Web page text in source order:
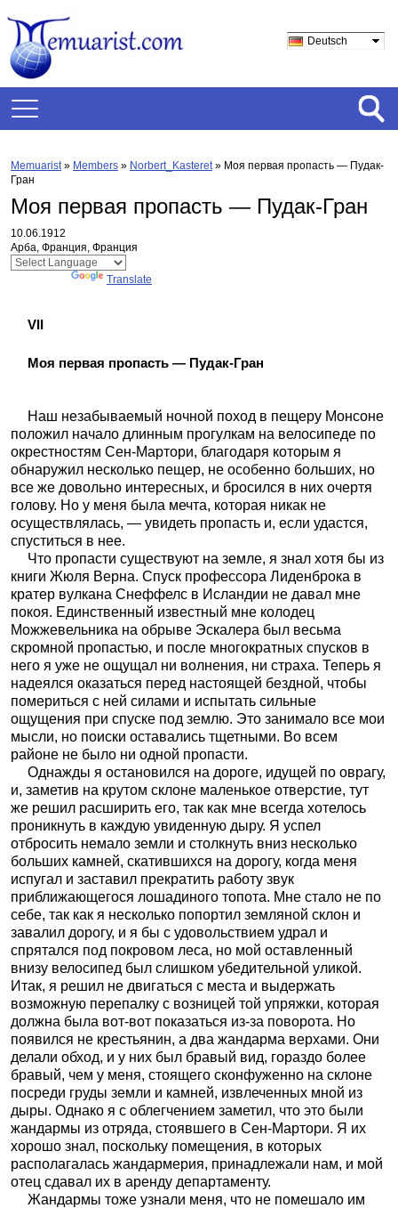
Deutsch
Memuarist» Members » Norbert_Kasteret» Моя первая пропасть — Пудак-
Гран
Моя первая пропасть — Пудак-Гран
10.06.1912
Арба, Франция, Франция
Translate
VII
Моя первая пропасть — Пудак-Гран
Наш незабываемый ночной поход в пещеру Монсоне
положил начало длинным прогулкам на велосипеде по
окрестностям Сен-Мартори, благодаря которым я
обнаружил несколько пещер, не особенно больших, но
все же довольно интересных, и бросился в них очертя
голову. Но у меня была мечта, которая никак не
осуществлялась, — увидеть пропасть и, если удастся,
спуститься в нее.
Что пропасти существуют на земле, я знал хотя бы из
книги Жюля Верна. Спуск профессора Лиденброка в
кратер вулкана Снеффелс в Исландии не давал мне
покоя. Единственный известный мне колодец
Можжевельника на обрыве Эскалера был весьма
скромной пропастью, и после многократных спусков в
него я уже не ощущал ни волнения, ни страха. Теперь я
надеялся оказаться перед настоящей бездной, чтобы
помериться с ней силами и испытать сильные
ощущения при спуске под землю. Это занимало все мои
мысли, но поиски оставались тщетными. Во всем
районе не было ни одной пропасти.
Однажды я остановился на дороге, идущей по оврагу,
и, заметив на крутом склоне маленькое отверстие, тут
же решил расширить его, так как мне всегда хотелось
проникнуть в каждую увиденную дыру. Я успел
отбросить немало земли и столкнуть вниз несколько
больших камней, скатившихся на дорогу, когда меня
испугал и заставил прекратить работу звук
приближающегося лошадиного топота. Мне стало не по
себе, так как я несколько попортил земляной склон и
завалил дорогу, и я бы с удовольствием удрал и
спрятался под покровом леса, но мой оставленный
внизу велосипед был слишком убедительной уликой.
Итак, я решил не двигаться с места и выдержать
возможную перепалку с возницей той упряжки, которая
должна была вот-вот показаться из-за поворота. Но
появился не крестьянин, а два жандарма верхами. Они
делали обход, и у них был бравый вид, гораздо более
бравый, чем у меня, стоящего сконфуженно на склоне
посреди груды земли и камней, извлеченных мной из
дыры. Однако я с облегчением заметил, что это были
жандармы из отряда, стоявшего в Сен-Мартори. Я их
хорошо знал, поскольку помещения, в которых
располагалась жандармерия, принадлежали нам, и мой
отец сдавал их в аренду департаменту.
Жандармы тоже узнали меня, что не помешало им